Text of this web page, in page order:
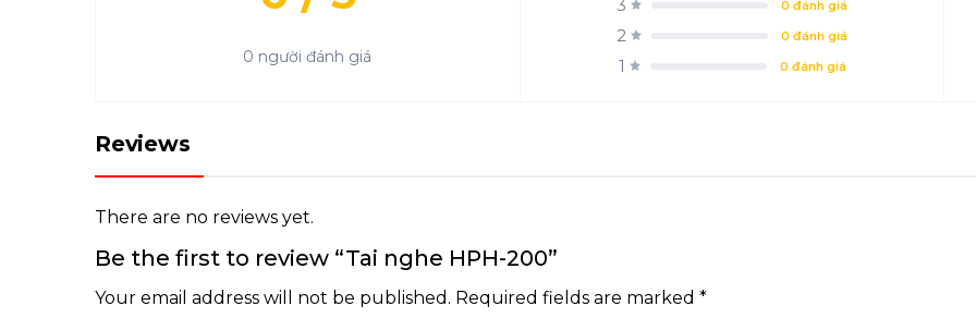
0 người đánh giá
3 0 đánh giá
2 0 đánh giá
1 0 đánh giá
Reviews
There are no reviews yet.
Be the first to review “Tai nghe HPH-200”
Your email address will not be published. Required fields are marked *